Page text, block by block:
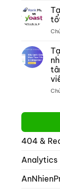
404 &
Analytics